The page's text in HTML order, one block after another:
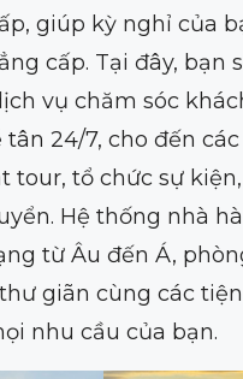
giúp kỳ nghỉ của
cấp. Tại đây, bạn
vụ chăm sóc
tân 24/7, cho đến
tour, tổ chức sự
Hệ thống nhà
từ Âu đến Á,
giãn cùng các
nhu cầu của bạn.